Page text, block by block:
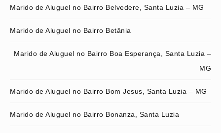
Marido de Aluguel no Bairro Belvedere, Santa Luzia – MG
Marido de Aluguel no Bairro Betânia
Marido de Aluguel no Bairro Boa Esperança, Santa Luzia –
MG
Marido de Aluguel no Bairro Bom Jesus, Santa Luzia – MG
Marido de Aluguel no Bairro Bonanza, Santa Luzia